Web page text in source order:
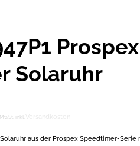
Prospex
Solaruhr
inkl.
aus der Prospex Speedtimer-Serie